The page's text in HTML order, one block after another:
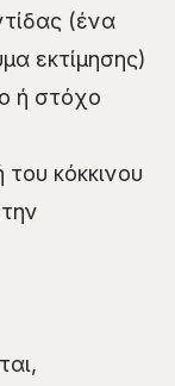
(ένα
εκτίμησης)
ή στόχο
κόκκινου